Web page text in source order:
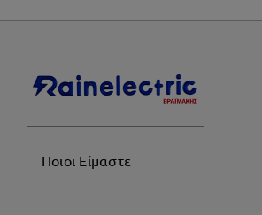
Ποιοι Είμαστε